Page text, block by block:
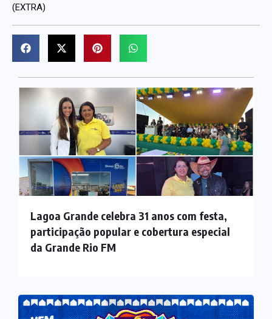
(EXTRA)
Lagoa Grande celebra 31 anos com festa,
participação popular e cobertura especial
da Grande Rio FM